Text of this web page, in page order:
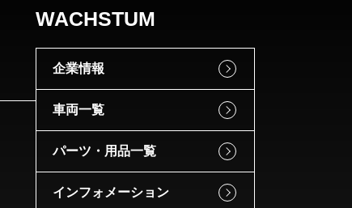
WACHSTUM
企業情報
車両一覧
パーツ・用品一覧
インフォメーション